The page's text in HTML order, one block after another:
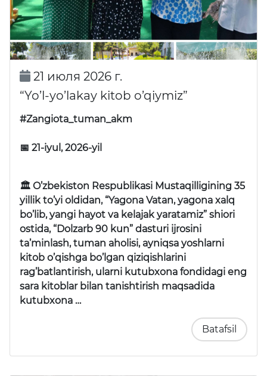
21 июля 2026 г.
“Yo’l-yo’lakay kitob o’qiymiz”
#Zangiota_tuman_akm
📅 21-iyul, 2026-yil
🏛 O’zbekiston Respublikasi Mustaqilligining 35
yillik to’yi oldidan, “Yagona Vatan, yagona xalq
bo’lib, yangi hayot va kelajak yaratamiz” shiori
ostida, “Dolzarb 90 kun” dasturi ijrosini
ta’minlash, tuman aholisi, ayniqsa yoshlarni
kitob o’qishga bo’lgan qiziqishlarini
rag’batlantirish, ularni kutubxona fondidagi eng
sara kitoblar bilan tanishtirish maqsadida
kutubxona …
Batafsil